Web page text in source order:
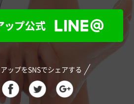
ップをSNSでシェアする